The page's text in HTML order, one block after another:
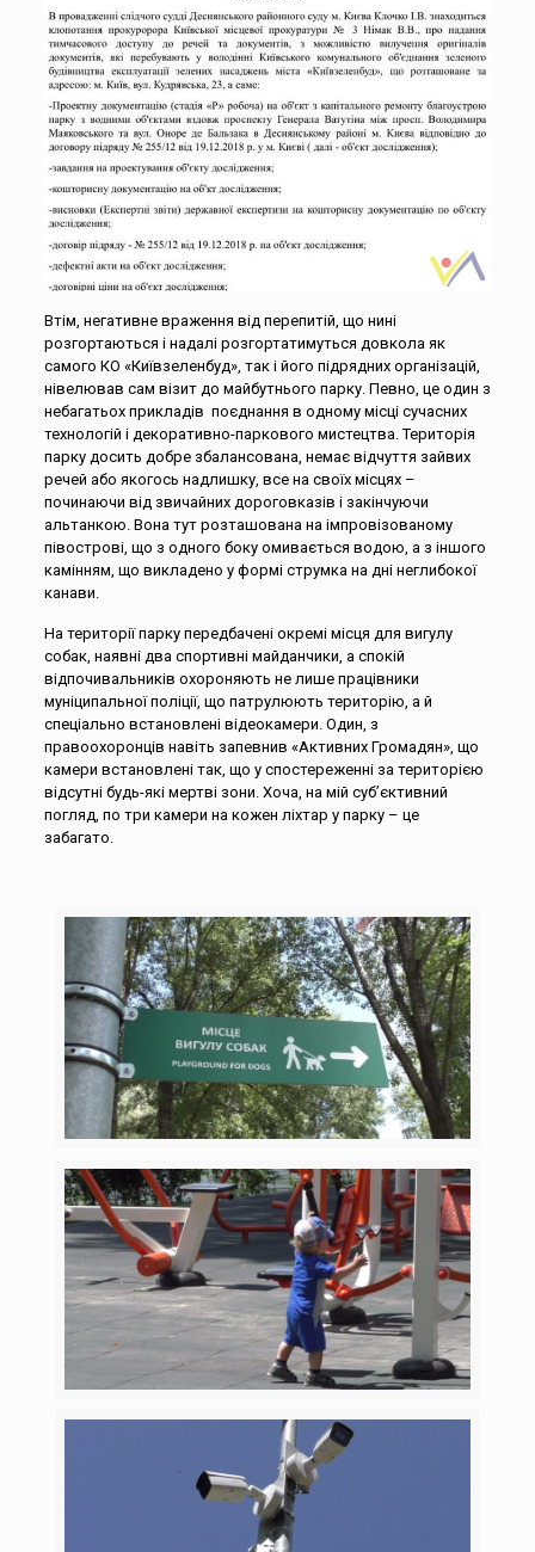
Втім, негативне враження від перепитій, що нині
розгортаються і надалі розгортатимуться довкола як
самого КО «Київзеленбуд», так і його підрядних організацій,
нівелював сам візит до майбутнього парку. Певно, це один з
небагатьох прикладів поєднання в одному місці сучасних
технологій і декоративно-паркового мистецтва. Територія
парку досить добре збалансована, немає відчуття зайвих
речей або якогось надлишку, все на своїх місцях –
починаючи від звичайних дороговказів і закінчуючи
альтанкою. Вона тут розташована на імпровізованому
півострові, що з одного боку омивається водою, а з іншого
камінням, що викладено у формі струмка на дні неглибокої
канави.
На території парку передбачені окремі місця для вигулу
собак, наявні два спортивні майданчики, а спокій
відпочивальників охороняють не лише працівники
муніципальної поліції, що патрулюють територію, а й
спеціально встановлені відеокамери. Один, з
правоохоронців навіть запевнив «Активних Громадян», що
камери встановлені так, що у спостереженні за територією
відсутні будь-які мертві зони. Хоча, на мій суб’єктивний
погляд, по три камери на кожен ліхтар у парку – це
забагато.